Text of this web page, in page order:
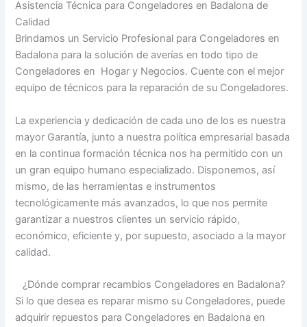
Asistencia Técnica para Congeladores en Badalona de
Calidad
Brindamos un Servicio Profesional para Congeladores en
Badalona para la solución de averías en todo tipo de
Congeladores en Hogar y Negocios. Cuente con el mejor
equipo de técnicos para la reparación de su Congeladores.
La experiencia y dedicación de cada uno de los es nuestra
mayor Garantía, junto a nuestra política empresarial basada
en la continua formación técnica nos ha permitido con un
un gran equipo humano especializado. Disponemos, así
mismo, de las herramientas e instrumentos
tecnológicamente más avanzados, lo que nos permite
garantizar a nuestros clientes un servicio rápido,
económico, eficiente y, por supuesto, asociado a la mayor
calidad.
¿Dónde comprar recambios Congeladores en Badalona?
Si lo que desea es reparar mismo su Congeladores, puede
adquirir repuestos para Congeladores en Badalona en